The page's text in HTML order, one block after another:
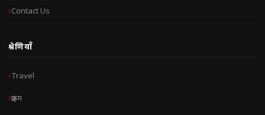
Contact Us
श्रेणियाँ
Travel
क्राइम